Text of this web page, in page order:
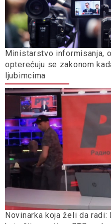
Ministarstvo informisanja,
opterećuju se zakonom
ljubimcima
Novinarka koja želi da